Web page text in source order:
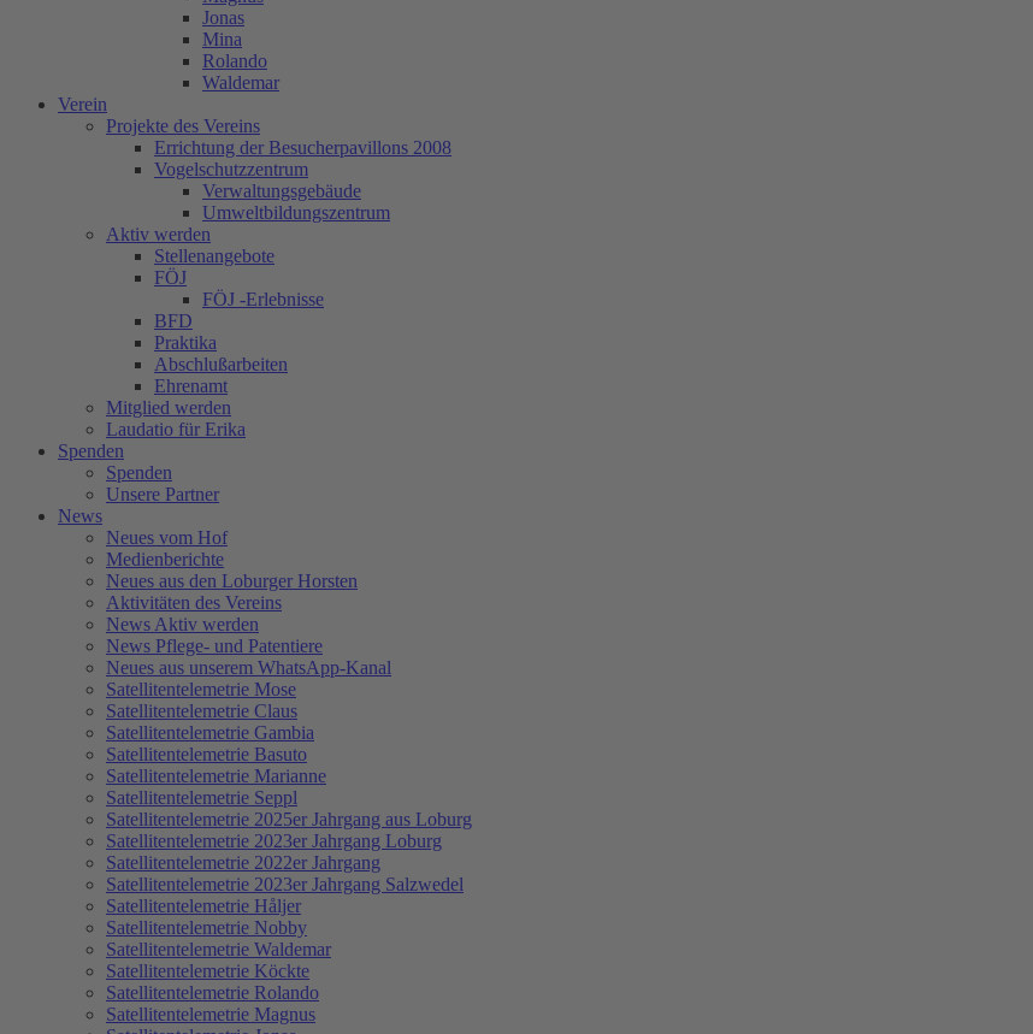
Jonas
Mina
Rolando
Waldemar
Verein
Projekte des Vereins
Errichtung der Besucherpavillons 2008
Vogelschutzzentrum
Verwaltungsgebäude
Umweltbildungszentrum
Aktiv werden
Stellenangebote
FÖJ
FÖJ -Erlebnisse
BFD
Praktika
Abschlußarbeiten
Ehrenamt
Mitglied werden
Laudatio für Erika
Spenden
Spenden
Unsere Partner
News
Neues vom Hof
Medienberichte
Neues aus den Loburger Horsten
Aktivitäten des Vereins
News Aktiv werden
News Pflege- und Patentiere
Neues aus unserem WhatsApp-Kanal
Satellitentelemetrie Mose
Satellitentelemetrie Claus
Satellitentelemetrie Gambia
Satellitentelemetrie Basuto
Satellitentelemetrie Marianne
Satellitentelemetrie Seppl
Satellitentelemetrie 2025er Jahrgang aus Loburg
Satellitentelemetrie 2023er Jahrgang Loburg
Satellitentelemetrie 2022er Jahrgang
Satellitentelemetrie 2023er Jahrgang Salzwedel
Satellitentelemetrie Håljer
Satellitentelemetrie Nobby
Satellitentelemetrie Waldemar
Satellitentelemetrie Köckte
Satellitentelemetrie Rolando
Satellitentelemetrie Magnus